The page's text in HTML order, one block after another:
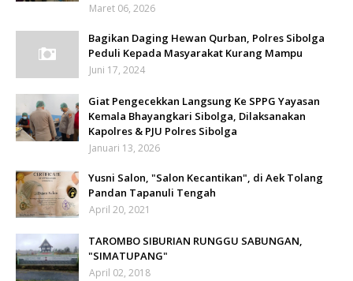
Maret 06, 2026
Bagikan Daging Hewan Qurban, Polres Sibolga
Peduli Kepada Masyarakat Kurang Mampu
Juni 17, 2024
Giat Pengecekkan Langsung Ke SPPG Yayasan
Kemala Bhayangkari Sibolga, Dilaksanakan
Kapolres & PJU Polres Sibolga
Januari 13, 2026
Yusni Salon, "Salon Kecantikan", di Aek Tolang
Pandan Tapanuli Tengah
April 20, 2021
TAROMBO SIBURIAN RUNGGU SABUNGAN,
"SIMATUPANG"
April 02, 2018